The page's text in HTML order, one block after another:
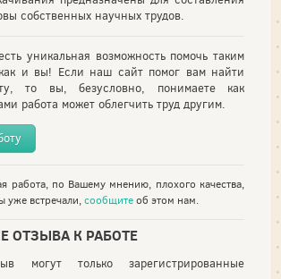
собственных научных трудов.
уникальная возможность помочь таким
и вы! Если наш сайт помог вам найти
то вы, безусловно, понимаете как
работа может облегчить труд другим.
работа, по Вашему мнению, плохого качества,
уже встречали,сообщитеоб этом нам.
ОТЗЫВА К РАБОТЕ
могут только зарегистрированные